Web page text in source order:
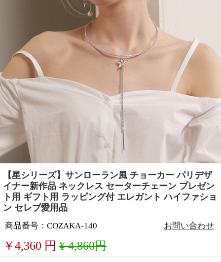
【星シリーズ】サンローラン風 チョーカー パリデザ
イナー新作品 ネックレス セーターチェーン プレゼン
ト用 ギフト用 ラッピング付 エレガント ハイファショ
ン セレブ愛用品
商品番号：COZAKA-140 お問い合わせ
￥4,360 円 ¥ 4,860円